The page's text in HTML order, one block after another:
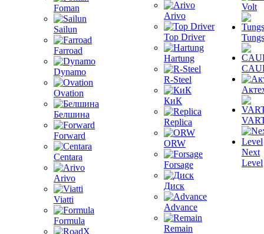
Foman
Sailun
Farroad
Dynamo
Ovation
Белшина
Forward
Centara
Arivo
Viatti
Formula
Arivo
Top Driver
Hartung
R-Steel
КиК
Replica
ORW
Forsage
Диск
Advance
Remain
Volt
Next
Level